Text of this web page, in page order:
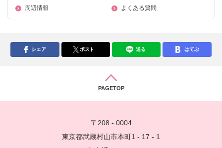
周辺情報
よくある質問
シェア ポスト 送る はてぶ
PAGETOP
〒208 - 0004
東京都武蔵村山市本町1 - 17 - 1